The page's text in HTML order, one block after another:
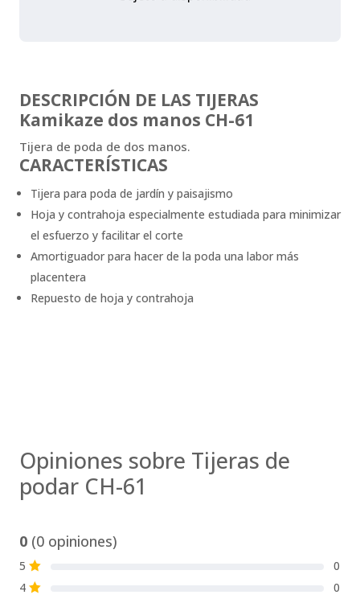
DESCRIPCIÓN DE LAS TIJERAS
Kamikaze dos manos CH-61
Tijera de poda de dos manos.
CARACTERÍSTICAS
Tijera para poda de jardín y paisajismo
Hoja y contrahoja especialmente estudiada para minimizar
el esfuerzo y facilitar el corte
Amortiguador para hacer de la poda una labor más
placentera
Repuesto de hoja y contrahoja
Opiniones sobre Tijeras de
podar CH-61
0 (0 opiniones)
5 S
0
4 S
0